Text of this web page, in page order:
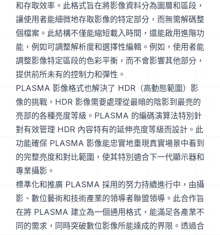
和存取效率。此格式旨在將影像資料分為圖層和區段，
讓使用者能細微地存取影像的特定部分，而無需解碼整
個檔案。此結構不僅能縮短載入時間，還能啟用進階功
能，例如可調整解析度和選擇性編輯。例如，使用者能
調整影像特定區段的色彩平衡，而不會影響其他部分，
提供前所未有的控制力和彈性。
PLASMA 影像格式也解決了 HDR（高動態範圍）影
像的挑戰，HDR 影像需要處理從最暗的陰影到最亮的
亮部的各種亮度等級。PLASMA 的編碼演算法特別針
對有效管理 HDR 內容特有的延伸亮度等級而設計。此
功能確保 PLASMA 影像能忠實地重現真實場景中看到
的完整亮度和對比範圍，使其特別適合下一代顯示器和
專業攝影。
標準化和推廣 PLASMA 採用的努力持續進行中，由攝
影、數位藝術和技術產業的領導者聯盟領導。此合作旨
在將 PLASMA 建立為一個通用格式，能滿足各產業不
同的需求，同時突破數位影像所能達成的界限。透過合